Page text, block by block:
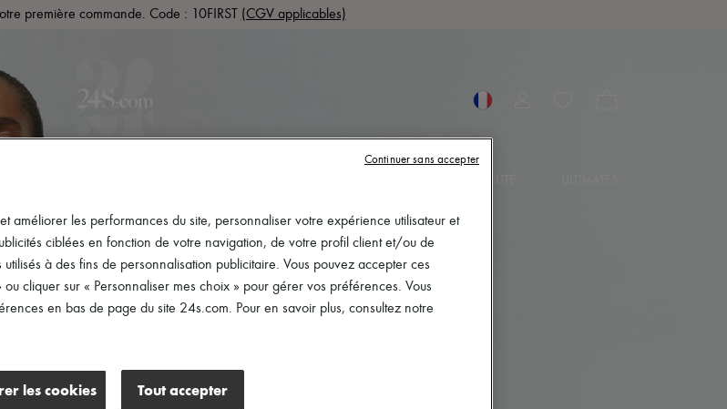
première commande. Code : 10FIRST (CGV applicables)
améliorer les performances du site, personnaliser votre expérience utilisateur et
ciblées en fonction de votre navigation, de votre profil client et/ou de
à des fins de personnalisation publicitaire. Vous pouvez accepter ces
cliquer sur « Personnaliser mes choix » pour gérer vos préférences. Vous
en bas de page du site 24s.com. Pour en savoir plus, consultez notre
les cookies Tout accepter
Continuer sans accepter